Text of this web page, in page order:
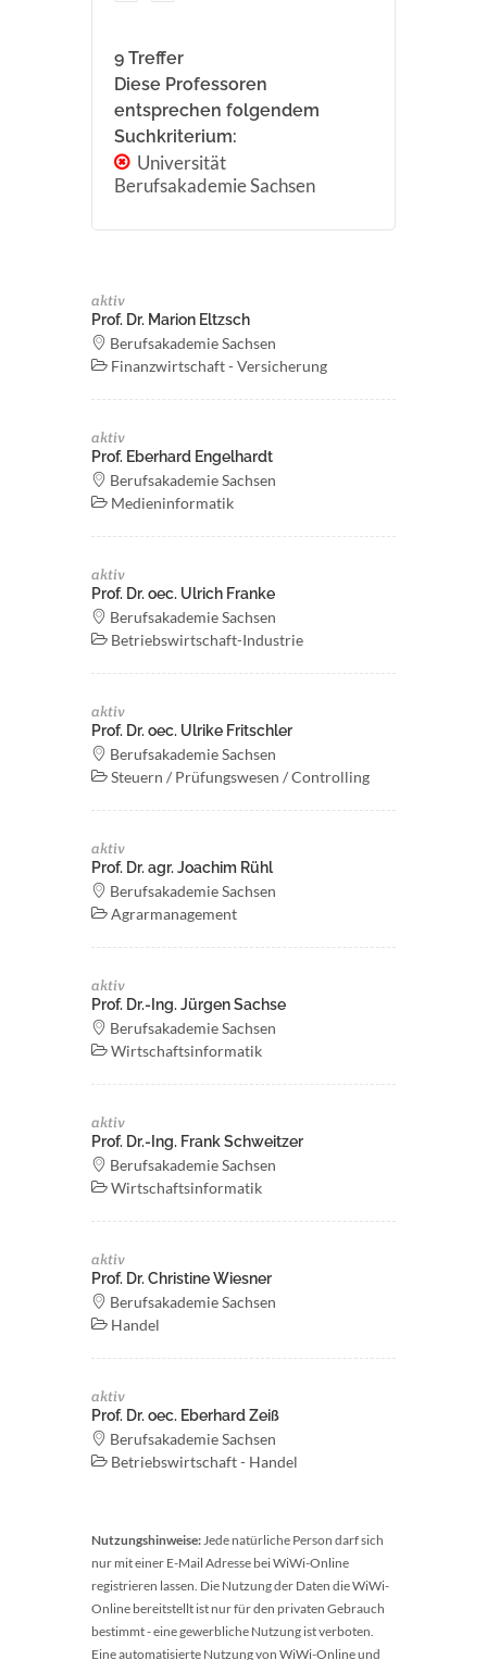
9 Treffer
Diese Professoren
entsprechen folgendem
Suchkriterium:
Universität
Berufsakademie Sachsen
aktiv
Prof. Dr. Marion Eltzsch
Berufsakademie Sachsen
Finanzwirtschaft - Versicherung
aktiv
Prof. Eberhard Engelhardt
Berufsakademie Sachsen
Medieninformatik
aktiv
Prof. Dr. oec. Ulrich Franke
Berufsakademie Sachsen
Betriebswirtschaft-Industrie
aktiv
Prof. Dr. oec. Ulrike Fritschler
Berufsakademie Sachsen
Steuern / Prüfungswesen / Controlling
aktiv
Prof. Dr. agr. Joachim Rühl
Berufsakademie Sachsen
Agrarmanagement
aktiv
Prof. Dr.-Ing. Jürgen Sachse
Berufsakademie Sachsen
Wirtschaftsinformatik
aktiv
Prof. Dr.-Ing. Frank Schweitzer
Berufsakademie Sachsen
Wirtschaftsinformatik
aktiv
Prof. Dr. Christine Wiesner
Berufsakademie Sachsen
Handel
aktiv
Prof. Dr. oec. Eberhard Zeiß
Berufsakademie Sachsen
Betriebswirtschaft - Handel
Nutzungshinweise:Jede natürliche Person darf sich
nur mit einer E-Mail Adresse bei WiWi-Online
registrieren lassen. Die Nutzung der Daten die WiWi-
Online bereitstellt ist nur für den privaten Gebrauch
bestimmt - eine gewerbliche Nutzung ist verboten.
Eine automatisierte Nutzung von WiWi-Online und